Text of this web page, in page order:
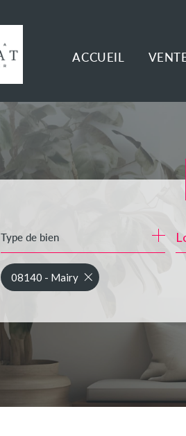
ACCUEIL
Type de bien
08140 - Mairy